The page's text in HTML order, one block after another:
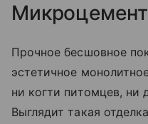
Микроцемент
Прочное бесшовное
эстетичное
ни когти питомцев, ни
Выглядит такая